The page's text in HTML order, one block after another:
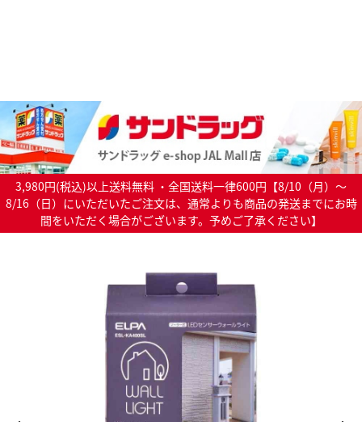
3,980円(税込)以上送料無料 ・全国送料一律600円【8/10（月）～
8/16（日）にいただいたご注文は、通常よりも商品の発送までにお時
間をいただく場合がございます。予めご了承ください】